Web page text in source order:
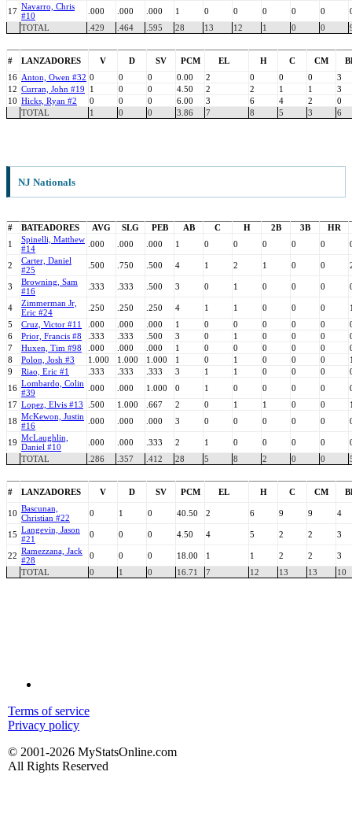
17 Navarro, Chris
#10
.000 .000 .000 1 0 0 0 0 0
TOTAL
.429 .464 .595 28 13 12 1 0 0
# LANZADORES V D SV PCM EL H C CM
16 Anton, Owen #32 0 0 0 0.00 2 0 0 0
3
12 Curran, John #19 1 0 0 4.50 2 2 1 1
3
10 Hicks, Ryan #2 0 0 0 6.00 3 6 4 2
0
TOTAL
1 0 0 3.86 7 8 5 3 6
NJ Nationals
# BATEADORES AVG SLG PEB AB C H 2B 3B
HR
1
Spinelli, Matthew
#14
.000 .000 .000 1 0 0 0 0 0
2
Carter, Daniel
#25
.500 .750 .500 4 1 2 1 0 0
3
Browning, Sam
#16
.333 .333 .500 3 0 1 0 0 0
4
Zimmerman Jr,
Eric #24
.250 .250 .250 4 1 1 0 0 0
5
Cruz, Victor #11 .000 .000 .000 1 0 0 0 0 0
6
Prior, Francis #8 .333 .333 .500 3 0 1 0 0 0
7
Huxen, Tim #98 .000 .000 .000 1 0 0 0 0 0
8
Polon, Josh #3 1.000 1.000 1.000 1 0 1 0 0 0
9
Riao, Eric #1 .333 .333 .333 3 1 1 0 0 0
16 Lombardo, Colin
#39
.000 .000 1.000 0 1 0 0 0 0
17 Lopez, Elvis #13 .500 1.000 .667 2 0 1 1 0 0
18 McKewon, Justin
#16
.000 .000 .000 3 0 0 0 0 0
19 McLaughlin,
Daniel #10
.000 .000 .333 2 1 0 0 0 0
TOTAL
.286 .357 .412 28 5 8 2 0 0
# LANZADORES V D SV PCM EL H C CM
10 Bascunan,
Christian #22
0 1 0 40.50 2 6 9 9 4
15 Langevin, Jason
#21
0 0 0 4.50 4 5 2 2 3
22 Ramezzana, Jack
#28
0 0 0 18.00 1 1 2 2
3
TOTAL
0 1 0 16.71 7 12 13 13 10
Terms of service
Privacy policy
© 2001-2026 MyStatsOnline.com
All Rights Reserved